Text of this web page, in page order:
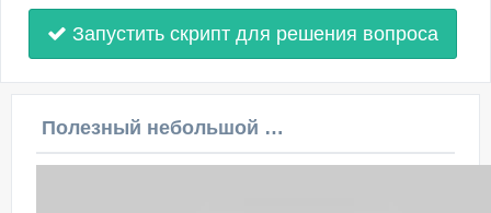
Запустить скрипт для решения вопроса
Полезный небольшой видеоурок по этой теме